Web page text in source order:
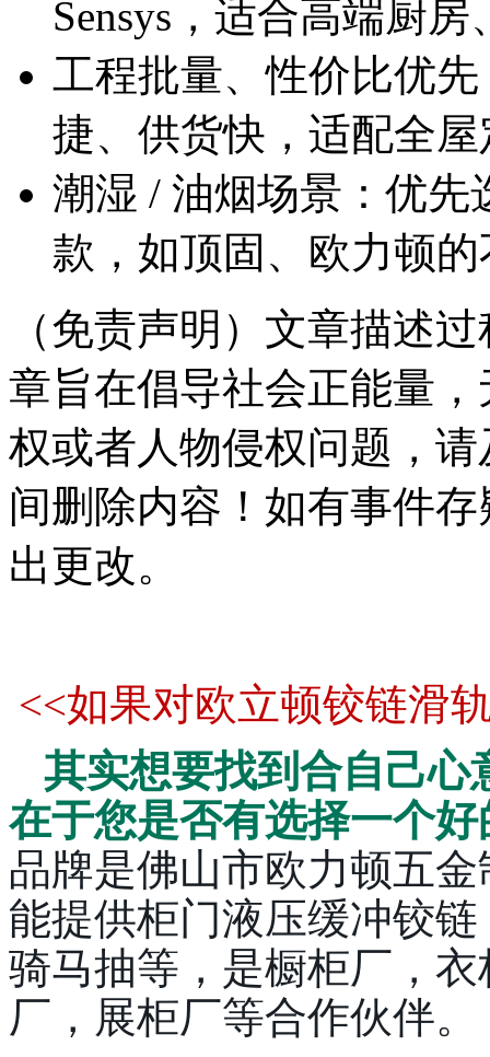
Sensys，适合高端厨
工程批量、性价比优
捷、供货快，适配全
潮湿 / 油烟场景：优先
款，如顶固、欧力顿
（免责声明）文章描述
章旨在倡导社会正能量
权或者人物侵权问题，
间删除内容！如有事件
出更改。
<<如果对欧立顿铰链滑
其实想要找到合自己心
在于您是否有选择一个
品牌是佛山市欧力顿五
能提供柜门液压缓冲铰
骑马抽等，是橱柜厂，
厂，展柜厂等合作伙伴。